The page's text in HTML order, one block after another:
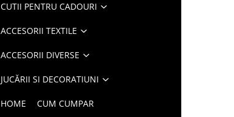
CUTII PENTRU CADOURI
ACCESORII TEXTILE
ACCESORII DIVERSE
JUCĂRII SI DECORATIUNI
HOME CUM CUMPAR